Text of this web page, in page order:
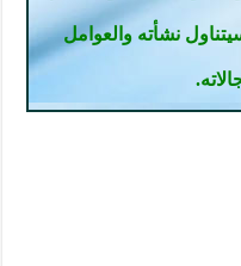
نشأته والعوامل